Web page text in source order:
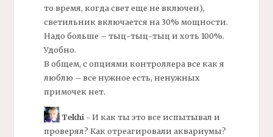
то время, когда свет еще не включен),
светильник включается на 30% мощности.
Надо больше – тыц-тыц-тыц и хоть 100%.
Удобно.
В общем, с опциями контроллера все как я
люблю – все нужное есть, ненужных
примочек нет.
Tekhi- И как ты это все испытывал и
проверял? Как отреагировали аквариумы?